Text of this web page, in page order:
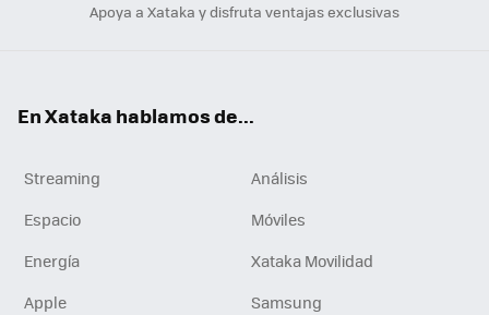
Apoya a Xataka y disfruta ventajas exclusivas
En Xataka hablamos de...
Streaming
Análisis
Espacio
Móviles
Energía
Xataka Movilidad
Apple
Samsung